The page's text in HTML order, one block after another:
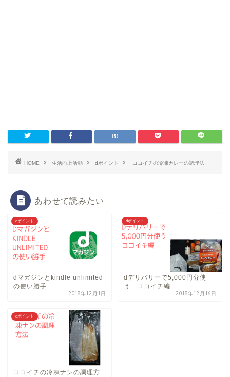
HOME 生活向上活動 dポイント ココイチの冷凍カレーの調理法
あわせて読みたい
dポイント
dマガジンとkindle unlimited
の使い勝手
2018年12月1日
dポイント
dデリバリーで5,000円分使
う ココイチ編
2018年12月16日
dポイント
ココイチの冷凍ナンの調理方